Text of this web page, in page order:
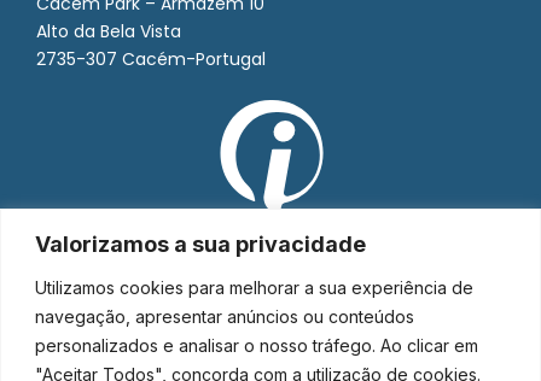
Valorizamos a sua privacidade
Utilizamos cookies para melhorar a sua experiência de
navegação, apresentar anúncios ou conteúdos
personalizados e analisar o nosso tráfego. Ao clicar em
"Aceitar Todos", concorda com a utilização de cookies.
Alto da Bela Vista
2735-307 Cacém-Portugal